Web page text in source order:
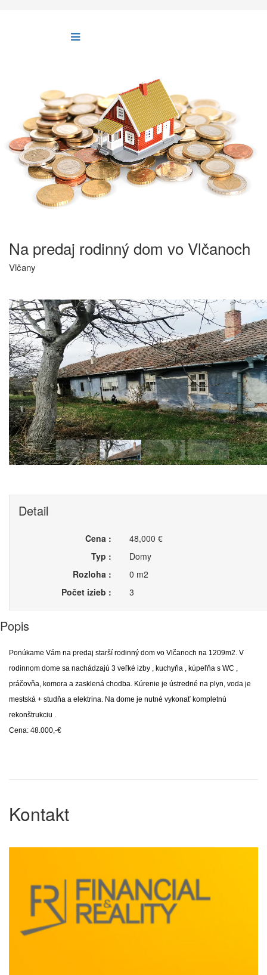
Na predaj rodinný dom vo Vlčanoch
Vlčany
Detail
Cena :
48,000 €
Typ :
Domy
Rozloha :
0 m2
Počet izieb :
3
Popis
Ponúkame Vám na predaj starší rodinný dom vo Vlčanoch na 1209m2. V
rodinnom dome sa nachádzajú 3 veľké izby , kuchyňa , kúpeľňa s WC ,
práčovňa, komora a zasklená chodba. Kúrenie je ústredné na plyn, voda je
mestská + studňa a elektrina. Na dome je nutné vykonať kompletnú
rekonštrukciu .
Cena: 48.000,-€
Kontakt